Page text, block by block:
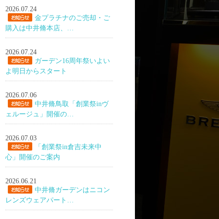
2026.07.24
金プラチナのご売却・ご
購入は中井脩本店、…
2026.07.24
ガーデン16周年祭いよい
よ明日からスタート
2026.07.06
中井脩鳥取「創業祭inヴ
ェルージュ」開催の…
2026.07.03
「創業祭in倉吉未来中
心」開催のご案内
2026.06.21
中井脩ガーデンはニコン
レンズウェアパート…